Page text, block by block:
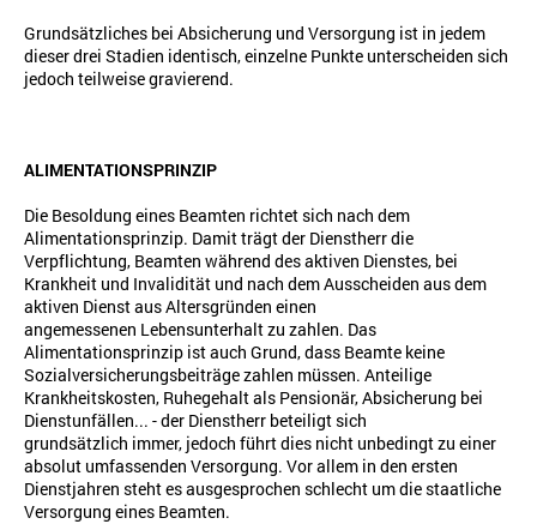
Grundsätzliches bei Absicherung und Versorgung ist in jedem
dieser drei Stadien identisch, einzelne Punkte unterscheiden sich
jedoch teilweise gravierend.
ALIMENTATIONSPRINZIP
Die Besoldung eines Beamten richtet sich nach dem
Alimentationsprinzip. Damit trägt der Dienstherr die
Verpflichtung, Beamten während des aktiven Dienstes, bei
Krankheit und Invalidität und nach dem Ausscheiden aus dem
aktiven Dienst aus Altersgründen einen
angemessenen Lebensunterhalt zu zahlen. Das
Alimentationsprinzip ist auch Grund, dass Beamte keine
Sozialversicherungsbeiträge zahlen müssen. Anteilige
Krankheitskosten, Ruhegehalt als Pensionär, Absicherung bei
Dienstunfällen... - der Dienstherr beteiligt sich
grundsätzlich immer, jedoch führt dies nicht unbedingt zu einer
absolut umfassenden Versorgung. Vor allem in den ersten
Dienstjahren steht es ausgesprochen schlecht um die staatliche
Versorgung eines Beamten.